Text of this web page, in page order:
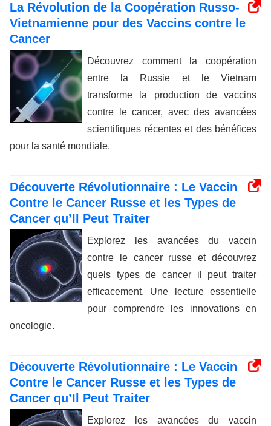
La Révolution de la Coopération Russo-
Vietnamienne pour des Vaccins contre le
Cancer
Découvrez comment la coopération
entre la Russie et le Vietnam
transforme la production de vaccins
contre le cancer, avec des avancées
scientifiques récentes et des bénéfices
pour la santé mondiale.
Découverte Révolutionnaire : Le Vaccin
Contre le Cancer Russe et les Types de
Cancer qu’Il Peut Traiter
Explorez les avancées du vaccin
contre le cancer russe et découvrez
quels types de cancer il peut traiter
efficacement. Une lecture essentielle
pour comprendre les innovations en
oncologie.
Découverte Révolutionnaire : Le Vaccin
Contre le Cancer Russe et les Types de
Cancer qu’Il Peut Traiter
Explorez les avancées du vaccin